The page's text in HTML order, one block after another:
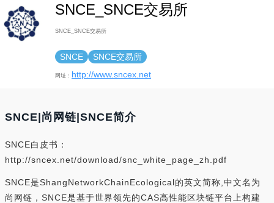
SNCE_SNCE交易所
SNCE_SNCE交易所
SNCE SNCE交易所
网址： http://www.sncex.net
SNCE|尚网链|SNCE简介
SNCE白皮书：
http://sncex.net/download/snc_white_page_zh.pdf
SNCE是ShangNetworkChainEcological的英文简称,中文名为
尚网链，SNCE是基于世界领先的CAS高性能区块链平台上构建